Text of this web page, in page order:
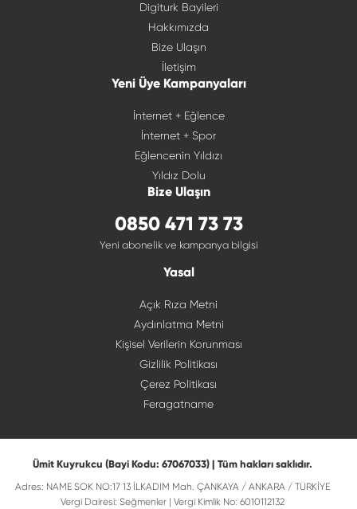
Digiturk Bayileri
Hakkımızda
Bize Ulaşın
İletişim
Yeni Üye Kampanyaları
İnternet + Eğlence
İnternet + Spor
Eğlencenin Yıldızı
Yıldız Dolu
Bize Ulaşın
0850 471 73 73
Yeni abonelik ve kampanya bilgisi
Yasal
Açık Rıza Metni
Aydınlatma Metni
Kişisel Verilerin Korunması
Gizlilik Politikası
Çerez Politikası
Feragatname
Ümit Kuyrukcu (Bayi Kodu: 67067033) | Tüm hakları saklıdır.
Adres: NAME SOK NO:17 13 İLKADIM Mah. ÇANKAYA / ANKARA / TÜRKİYE
Vergi Dairesi: Seğmenler | Vergi Kimlik No: 6010112132